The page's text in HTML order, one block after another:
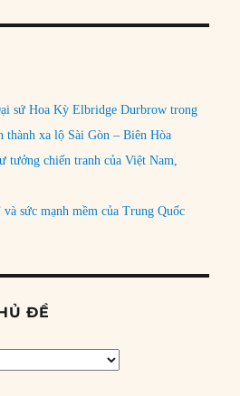
sứ Hoa Kỳ Elbridge Durbrow trong
thành xa lộ Sài Gòn – Biên Hòa
tưởng chiến tranh của Việt Nam,
và sức mạnh mềm của Trung Quốc
ĐỀ